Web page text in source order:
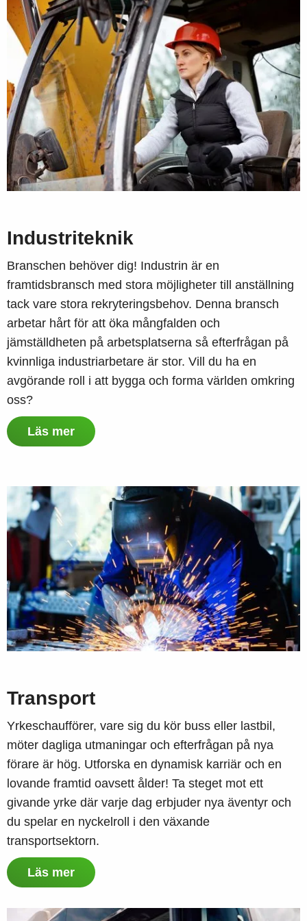
Industriteknik
Branschen behöver dig! Industrin är en
framtidsbransch med stora möjligheter till anställning
tack vare stora rekryteringsbehov. Denna bransch
arbetar hårt för att öka mångfalden och
jämställdheten på arbetsplatserna så efterfrågan på
kvinnliga industriarbetare är stor. Vill du ha en
avgörande roll i att bygga och forma världen omkring
oss?
Läs mer
Transport
Yrkeschaufförer, vare sig du kör buss eller lastbil,
möter dagliga utmaningar och efterfrågan på nya
förare är hög. Utforska en dynamisk karriär och en
lovande framtid oavsett ålder! Ta steget mot ett
givande yrke där varje dag erbjuder nya äventyr och
du spelar en nyckelroll i den växande
transportsektorn.
Läs mer